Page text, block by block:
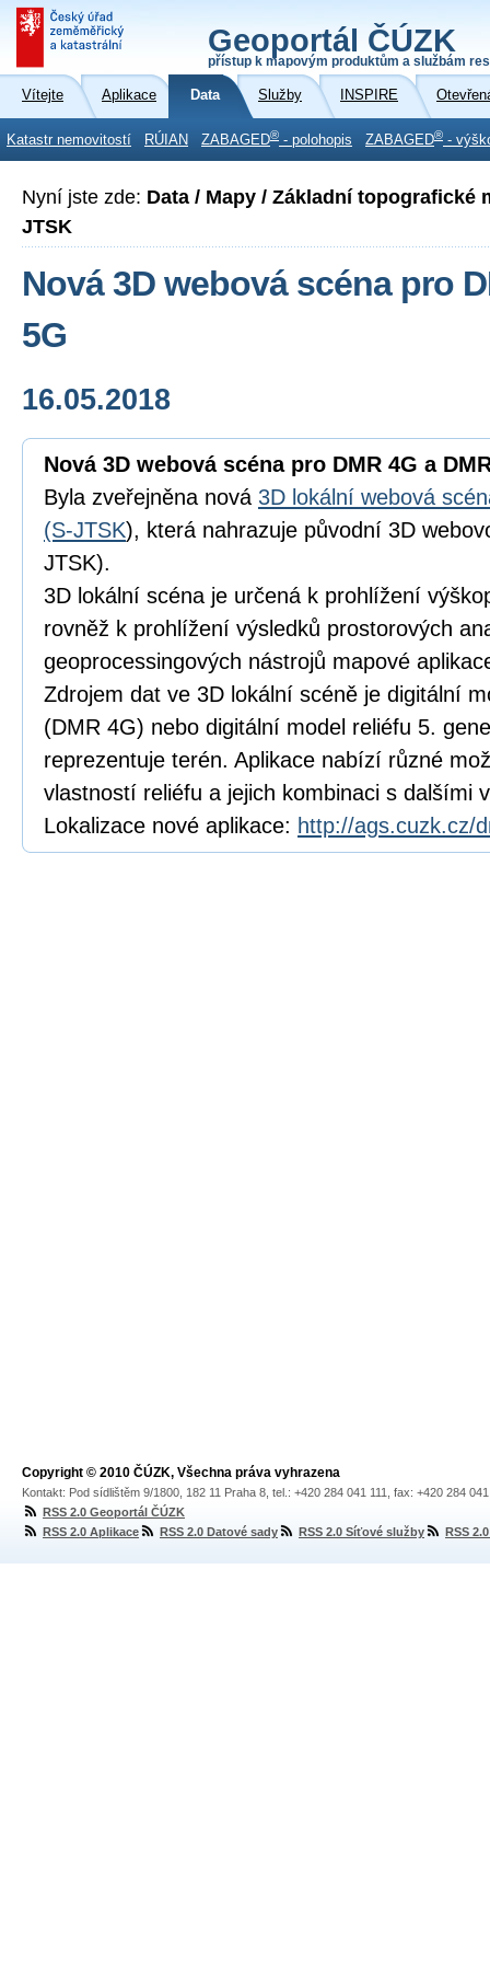
Geoportál ČÚZK
přístup k mapovým produktům a službám
Vítejte Aplikace Data Služby INSPIRE
Katastr nemovitostí RÚIAN ZABAGED® - polohopis ZABAGED® -
Nyní jste zde: Data / Mapy / Základní topografické
JTSK
Nová 3D webová scéna pro
5G
16.05.2018
Nová 3D webová scéna pro DMR 4G a
Byla zveřejněna nová 3D lokální webová
(S-JTSK), která nahrazuje původní 3D
JTSK).
3D lokální scéna je určená k prohlížení
rovněž k prohlížení výsledků prostorových
geoprocessingových nástrojů mapové
Zdrojem dat ve 3D lokální scéně je digitální
(DMR 4G) nebo digitální model reliéfu 5.
reprezentuje terén. Aplikace nabízí různé
vlastností reliéfu a jejich kombinaci s dalšími
Lokalizace nové aplikace: http://ags.cuzk.cz/
Copyright © 2010 ČÚZK, Všechna práva vyhrazena
Kontakt: Pod sídlištěm 9/1800, 182 11 Praha 8, tel.: +420 284 041 111, fax: +420 284
RSS 2.0 Geoportál ČÚZK
RSS 2.0 Aplikace
RSS 2.0 Datové sady RSS 2.0 Síťové služby RSS